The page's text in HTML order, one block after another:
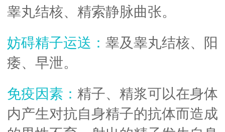
睾丸结核、精索静脉曲张。
妨碍精子运送： 睾及睾丸结核、阳
痿、早泄。
免疫因素： 精子、精浆可以在身体
内产生对抗自身精子的抗体而造成